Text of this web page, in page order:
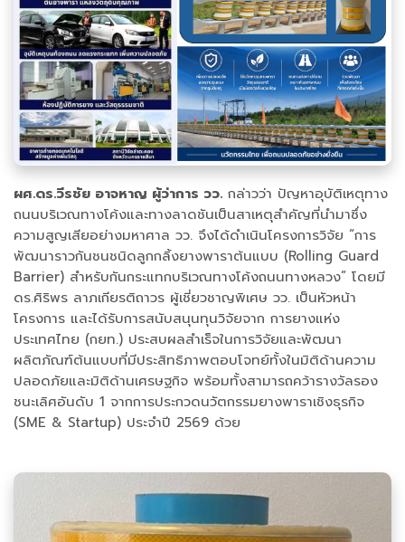
ผศ.ดร.วีรชัย อาจหาญ ผู้ว่าการ วว. กล่าวว่า ปัญหาอุบัติเหตุทาง
ถนนบริเวณทางโค้งและทางลาดชันเป็นสาเหตุสำคัญที่นำมาซึ่ง
ความสูญเสียอย่างมหาศาล วว. จึงได้ดำเนินโครงการวิจัย “การ
พัฒนาราวกันชนชนิดลูกกลิ้งยางพาราต้นแบบ (Rolling Guard
Barrier) สำหรับกันกระแทกบริเวณทางโค้งถนนทางหลวง” โดยมี
ดร.ศิริพร ลาภเกียรติถาวร ผู้เชี่ยวชาญพิเศษ วว. เป็นหัวหน้า
โครงการ และได้รับการสนับสนุนทุนวิจัยจาก การยางแห่ง
ประเทศไทย (กยท.) ประสบผลสำเร็จในการวิจัยและพัฒนา
ผลิตภัณฑ์ต้นแบบที่มีประสิทธิภาพตอบโจทย์ทั้งในมิติด้านความ
ปลอดภัยและมิติด้านเศรษฐกิจ พร้อมทั้งสามารถคว้ารางวัลรอง
ชนะเลิศอันดับ 1 จากการประกวดนวัตกรรมยางพาราเชิงธุรกิจ
(SME & Startup) ประจำปี 2569 ด้วย